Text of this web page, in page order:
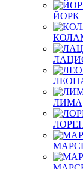
ЙОРК
ЛИМА